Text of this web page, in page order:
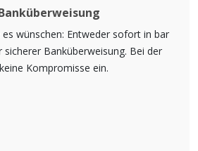
wünschen: Entweder sofort in bar
Banküberweisung. Bei der
Kompromisse ein.